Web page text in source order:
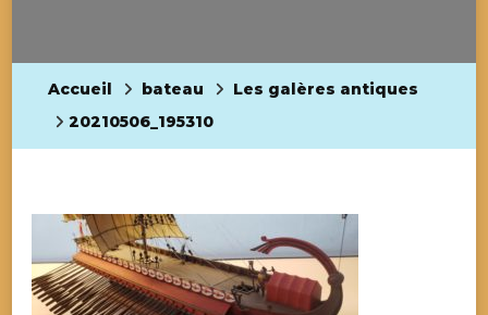
Accueil bateau
Les galères antiques
20210506_195310